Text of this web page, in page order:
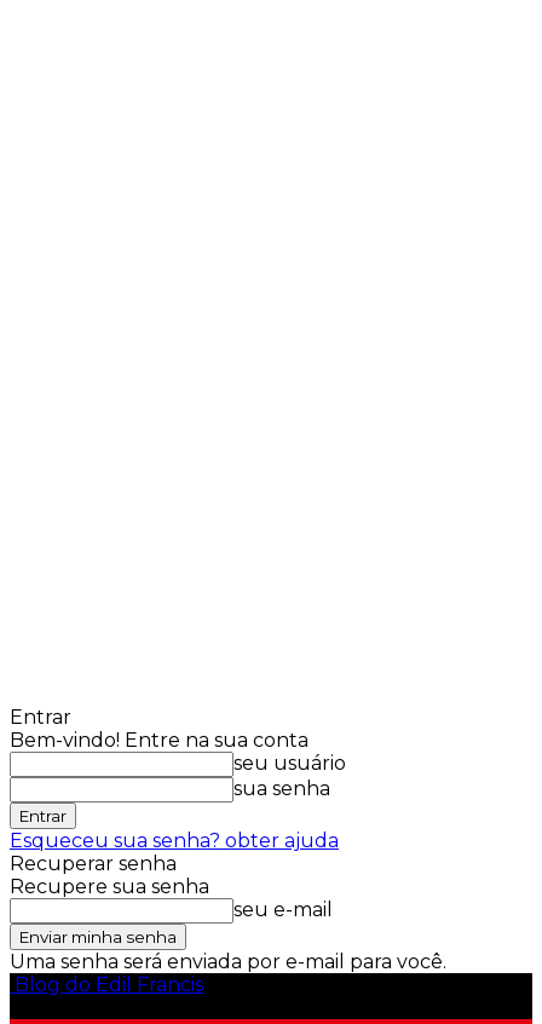
Entrar
Bem-vindo! Entre na sua conta
seu usuário
sua senha
Esqueceu sua senha? obter ajuda
Recuperar senha
Recupere sua senha
seu e-mail
Uma senha será enviada por e-mail para você.
Blog do Edil Francis